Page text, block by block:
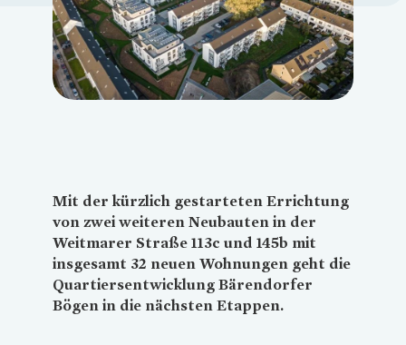
Login Loading...
Mit der kürzlich gestarteten Errichtung
von zwei weiteren Neubauten in der
Weitmarer Straße 113c und 145b mit
insgesamt 32 neuen Wohnungen geht die
Quartiersentwicklung Bärendorfer
Bögen in die nächsten Etappen.